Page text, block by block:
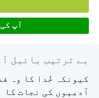
آپ
بے ترتیب بائبل
کیونکہ خُدا کا وہ
آدمِیوں کی نجات